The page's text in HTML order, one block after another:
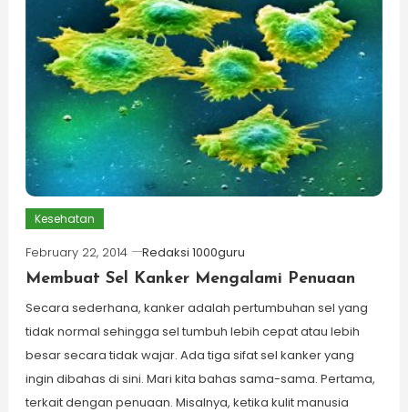
Kesehatan
February 22, 2014
Redaksi 1000guru
Membuat Sel Kanker Mengalami Penuaan
Secara sederhana, kanker adalah pertumbuhan sel yang
tidak normal sehingga sel tumbuh lebih cepat atau lebih
besar secara tidak wajar. Ada tiga sifat sel kanker yang
ingin dibahas di sini. Mari kita bahas sama-sama. Pertama,
terkait dengan penuaan. Misalnya, ketika kulit manusia